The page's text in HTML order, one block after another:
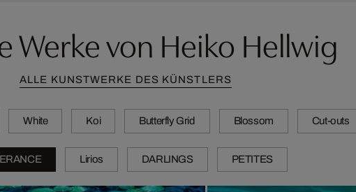
Werke von Heiko Hellwig
ALLE KUNSTWERKE DES KÜNSTLERS
White Koi Butterfly Grid Blossom Cut-outs
Lirios DARLINGS PETITES